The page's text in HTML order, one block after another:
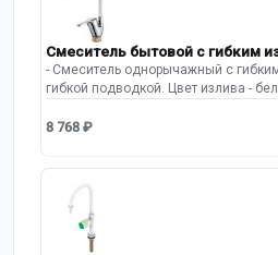
Смеситель бытовой с гибким
- Смеситель однорычажный с
гибкой подводкой. Цвет излива -
8 768 ₽